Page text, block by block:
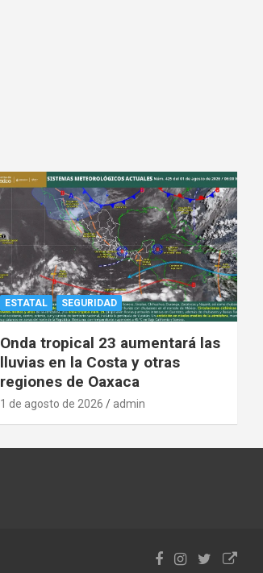
ESTATAL SEGURIDAD
Onda tropical 23 aumentará las
lluvias en la Costa y otras
regiones de Oaxaca
1 de agosto de 2026 admin